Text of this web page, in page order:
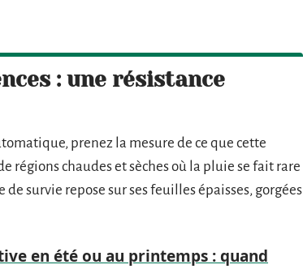
: une résistance
prenez la mesure de ce que cette
régions chaudes et sèches où la pluie se fait rare
survie repose sur ses feuilles épaisses, gorgées
en été ou au printemps : quand